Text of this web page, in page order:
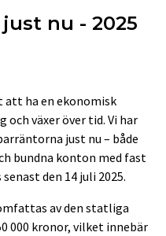
nu - 2025
ha en ekonomisk
växer över tid. Vi har
just nu – både
bundna konton med fast
den 14 juli 2025.
av den statliga
000 kronor, vilket innebär